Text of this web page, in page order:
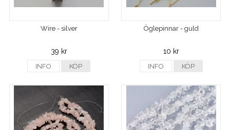
Wire - silver
39 kr
INFO KÖP
Öglepinnar - guld
10 kr
INFO KÖP